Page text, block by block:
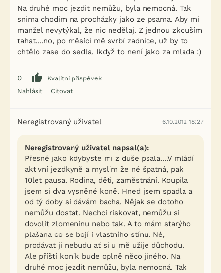
Na druhé moc jezdit nemůžu, byla nemocná. Tak
snima chodim na procházky jako ze psama. Aby mi
manžel nevytýkal, že nic nedělaj. Z jednou zkouším
tahat....no, po měsíci mě svrbí zadnice, už by to
chtělo zase do sedla. Ikdyž to není jako za mlada :)
0
Kvalitní příspěvek
Nahlásit
Citovat
Neregistrovaný uživatel 6.10.2012 18:27
Neregistrovaný uživatel napsal(a):
Přesně jako kdybyste mi z duše psala....V mládí
aktivní jezdkyně a myslím že né špatná, pak
10let pausa. Rodina, děti, zaměstnání. Koupila
jsem si dva vysněné koně. Hned jsem spadla a
od tý doby si dávám bacha. Nějak se dotoho
nemůžu dostat. Nechci riskovat, nemůžu si
dovolit zlomeninu nebo tak. A to mám starýho
plašana co se bojí i vlastního stínu. Né,
prodávat ji nebudu ať si u mě užije důchodu.
Ale příští koník bude oplně něco jiného. Na
druhé moc jezdit nemůžu, byla nemocná. Tak